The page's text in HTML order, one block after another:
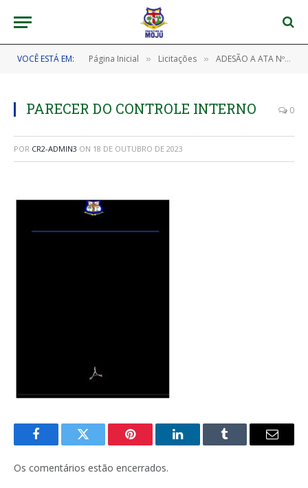
VOCÊ ESTÁ EM: Página Inicial » Licitações » ADESÃO A ATA Nº 004/2023 (ADESÃO A ATA DE REGISTRO DE PREÇOS Nº 005/2022 – MINISTÉRIO DA ECONOMIA/DF (PROJETO CALHA NORTE), ORIUNDA DO PREGÃO ELETRÔNICO SRP Nº 06/2022 – CENTRAL DE COMPRAS (UASG 201057), GERENCIADA PELO MINISTÉRIO DA ECONOMIA – ME, OBJETIVANDO A AQUISIÇÃO DE 02 MOTONIVELADORAS, EM ATENDIMENTO ÀS AÇÕES DE INFRAESTRUTURA DA SECRETARIA MUNICIPAL DE OBRAS E URBANISMO DE MOJU/PA)
PARECER DO CONTROLE INTERNO 0
POR CR2-ADMIN3 ON 18 DE OUTUBRO DE 2023
FacebookTwitter Pinterest LinkedInTumblr
E-
Os comentários estão encerrados.